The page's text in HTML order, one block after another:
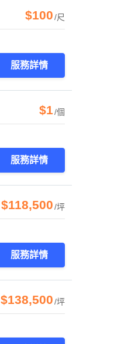
$100/尺
服務詳情
$1/個
服務詳情
$118,500/坪
服務詳情
$138,500/坪